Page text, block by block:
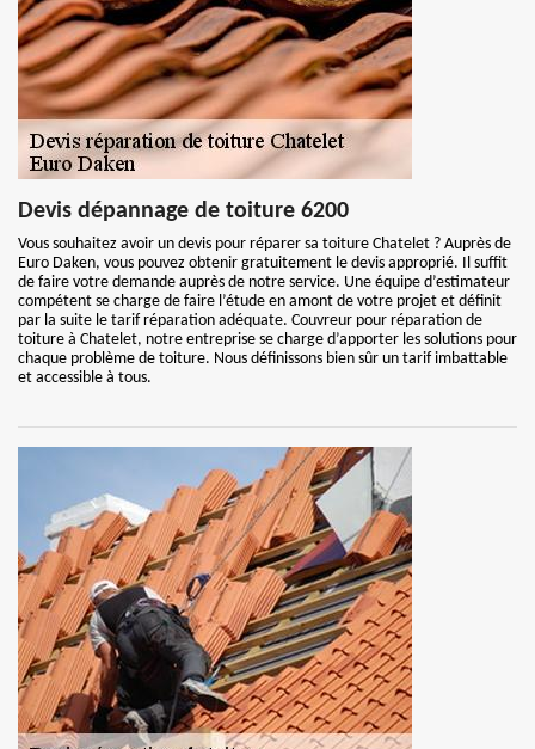
Devis dépannage de toiture 6200
Vous souhaitez avoir un devis pour réparer sa toiture Chatelet ? Auprès de
Euro Daken, vous pouvez obtenir gratuitement le devis approprié. Il suffit
de faire votre demande auprès de notre service. Une équipe d’estimateur
compétent se charge de faire l’étude en amont de votre projet et définit
par la suite le tarif réparation adéquate. Couvreur pour réparation de
toiture à Chatelet, notre entreprise se charge d’apporter les solutions pour
chaque problème de toiture. Nous définissons bien sûr un tarif imbattable
et accessible à tous.